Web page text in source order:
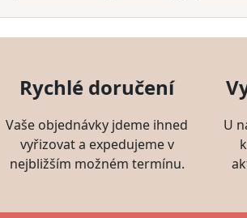
Rychlé doručení
Vaše objednávky jdeme ihned
vyřizovat a expedujeme v
nejbližším možném termínu.
U